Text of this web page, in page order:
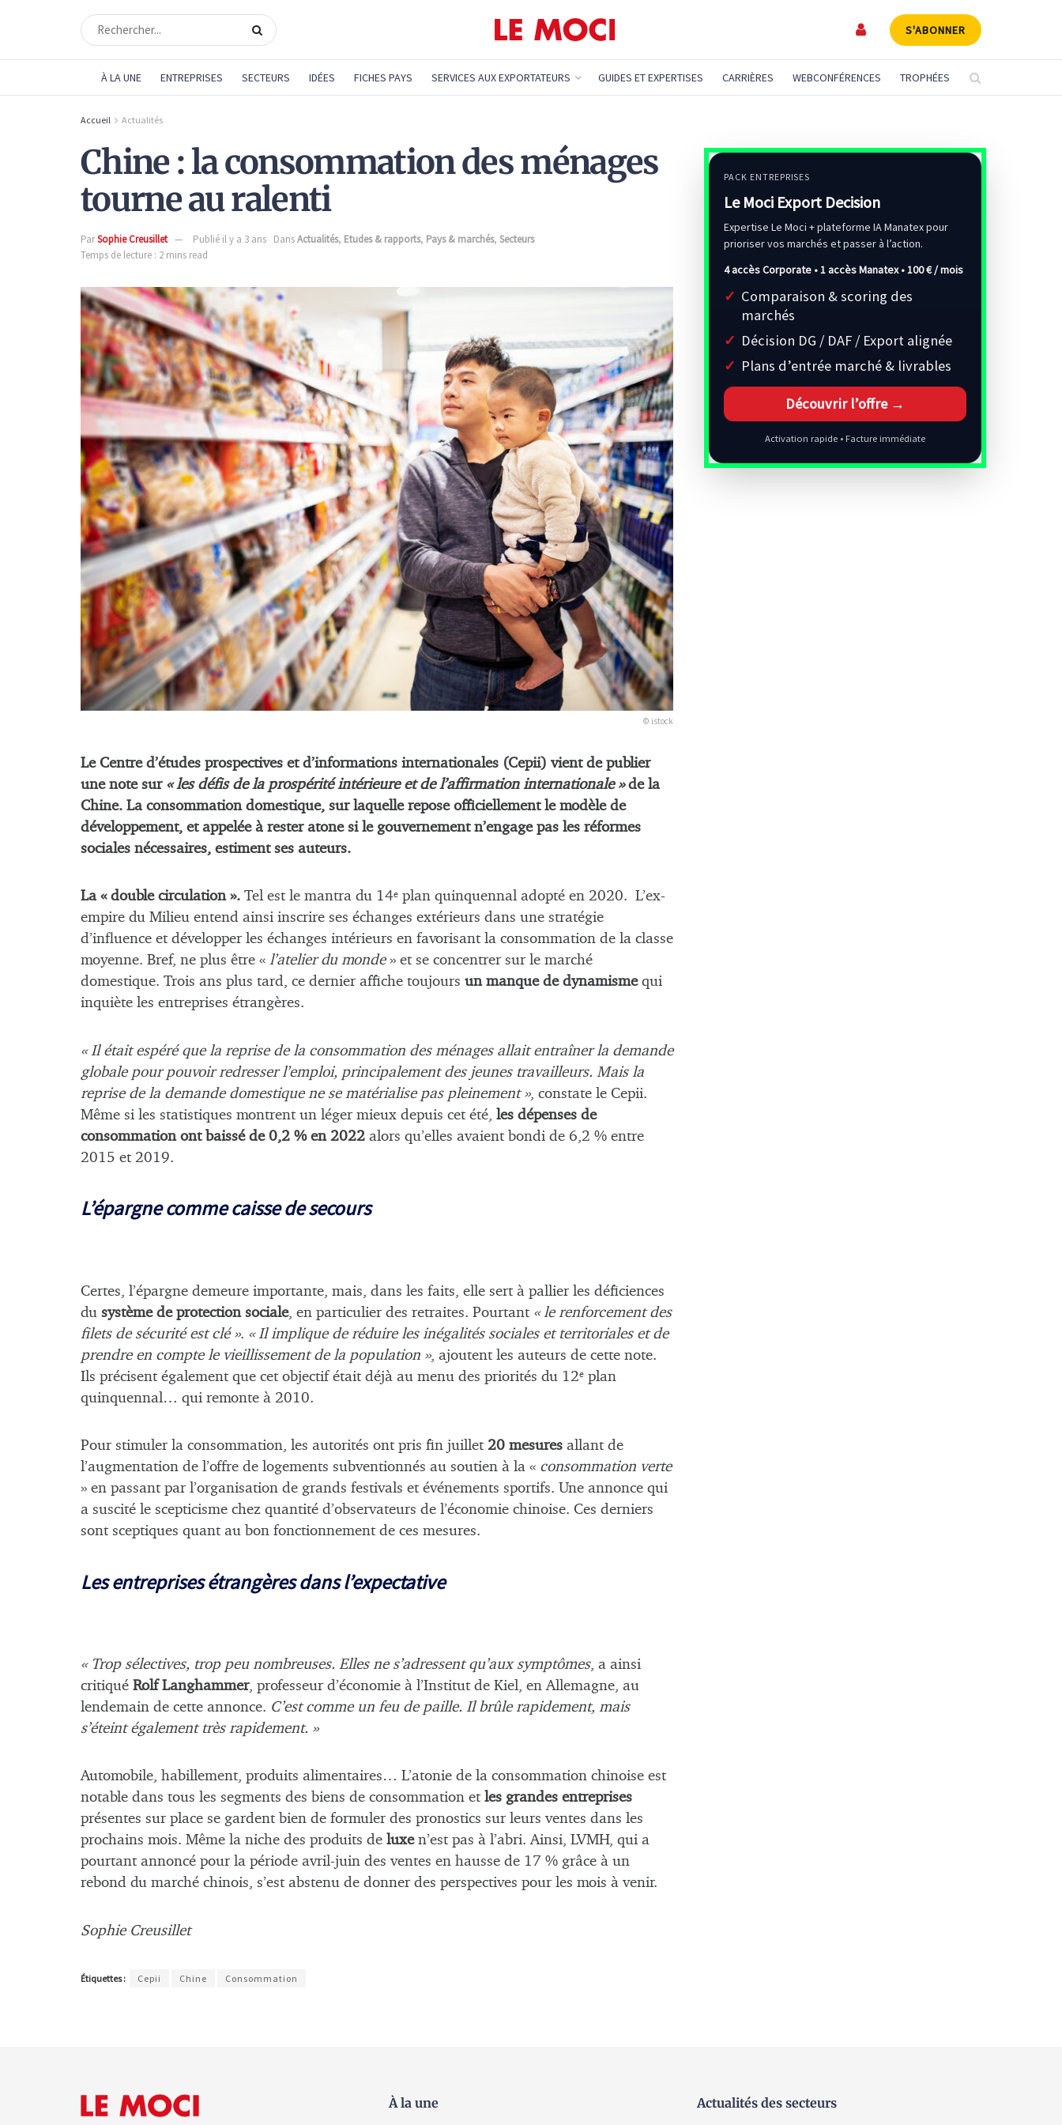
S'ABONNER
À LA UNE ENTREPRISES SECTEURS IDÉES FICHES PAYS SERVICES AUX EXPORTATEURS GUIDES ET EXPERTISES CARRIÈRES WEBCONFÉRENCES TROPHÉES
Accueil Actualités
Chine : la consommation des ménages
tourne au ralenti
ParSophie Creusillet Publié il y a 3 ans DansActualités, Etudes & rapports, Pays & marchés, Secteurs
Temps de lecture : 2 mins read
© istock
Le Centre d’études prospectives et d’informations internationales (Cepii) vient de publier
une note sur « les défis de la prospérité intérieure et de l’affirmation internationale »de la
Chine. La consommation domestique, sur laquelle repose officiellement le modèle de
développement, et appelée à rester atone si le gouvernement n’engage pas les réformes
sociales nécessaires, estiment ses auteurs.
La « double circulation ». Tel est le mantra du 14e plan quinquennal adopté en 2020. L’ex-
empire du Milieu entend ainsi inscrire ses échanges extérieurs dans une stratégie
d’influence et développer les échanges intérieurs en favorisant la consommation de la classe
moyenne. Bref, ne plus être « l’atelier du monde» et se concentrer sur le marché
domestique. Trois ans plus tard, ce dernier affiche toujours un manque de dynamismequi
inquiète les entreprises étrangères.
« Il était espéré que la reprise de la consommation des ménages allait entraîner la demande
globale pour pouvoir redresser l’emploi, principalement des jeunes travailleurs. Mais la
reprise de la demande domestique ne se matérialise pas pleinement », constate le Cepii.
Même si les statistiques montrent un léger mieux depuis cet été, les dépenses de
consommation ont baissé de 0,2 % en 2022 alors qu’elles avaient bondi de 6,2 % entre
2015 et 2019.
L’épargne comme caisse de secours
Certes, l’épargne demeure importante, mais, dans les faits, elle sert à pallier les déficiences
du système de protection sociale, en particulier des retraites. Pourtant « le renforcement des
filets de sécurité est clé ». « Il implique de réduire les inégalités sociales et territoriales et de
prendre en compte le vieillissement de la population », ajoutent les auteurs de cette note.
Ils précisent également que cet objectif était déjà au menu des priorités du 12e plan
quinquennal… qui remonte à 2010.
Pour stimuler la consommation, les autorités ont pris fin juillet 20 mesures allant de
l’augmentation de l’offre de logements subventionnés au soutien à la « consommation verte
» en passant par l’organisation de grands festivals et événements sportifs. Une annonce qui
a suscité le scepticisme chez quantité d’observateurs de l’économie chinoise. Ces derniers
sont sceptiques quant au bon fonctionnement de ces mesures.
Les entreprises étrangères dans l’expectative
« Trop sélectives, trop peu nombreuses. Elles ne s’adressent qu’aux symptômes, a ainsi
critiqué Rolf Langhammer, professeur d’économie à l’Institut de Kiel, en Allemagne, au
lendemain de cette annonce. C’est comme un feu de paille. Il brûle rapidement, mais
s’éteint également très rapidement. »
Automobile, habillement, produits alimentaires… L’atonie de la consommation chinoise est
notable dans tous les segments des biens de consommation et les grandes entreprises
présentes sur place se gardent bien de formuler des pronostics sur leurs ventes dans les
prochains mois. Même la niche des produits de luxen’est pas à l’abri. Ainsi, LVMH, qui a
pourtant annoncé pour la période avril-juin des ventes en hausse de 17 % grâce à un
rebond du marché chinois, s’est abstenu de donner des perspectives pour les mois à venir.
Sophie Creusillet
Étiquettes : Cepii Chine Consommation
PACK ENTREPRISES
Le Moci Export Decision
Expertise Le Moci + plateforme IA Manatex pour
prioriser vos marchés et passer à l’action.
4 accès Corporate • 1 accès Manatex •100 € / mois
Comparaison & scoring des
marchés
Décision DG / DAF / Export alignée
Plans d’entrée marché & livrables
Découvrir l’offre →
Activation rapide • Facture immédiate
À la une Actualités des secteurs